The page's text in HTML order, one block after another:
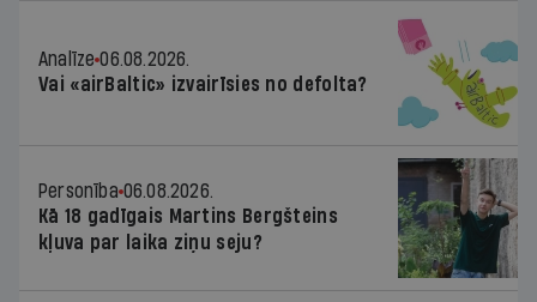
Analīze 06.08.2026.
Vai «airBaltic» izvairīsies no defolta?
Personība 06.08.2026.
Kā 18 gadīgais Martins Bergšteins
kļuva par laika ziņu seju?